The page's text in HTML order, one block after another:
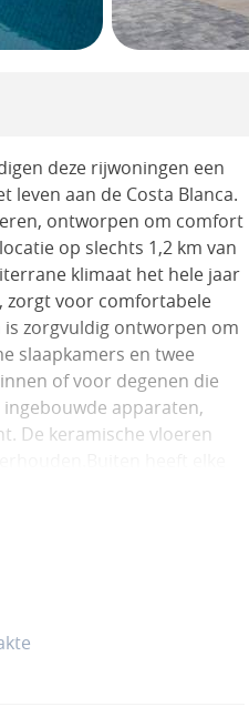
deze rijwoningen een
leven aan de Costa Blanca.
ontworpen om comfort
op slechts 1,2 km van
klimaat het hele jaar
zorgt voor comfortabele
zorgvuldig ontworpen om
slaapkamers en twee
of voor degenen die
apparaten,
De keramische vloeren
in de buitenlucht met
genieten van het
zorgen voor efficiënte
zijn deze rijwoningen in